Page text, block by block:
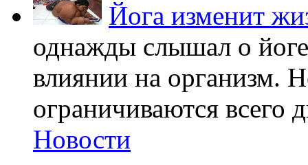
Йога изменит
однажды слышал о
влиянии на организм.
ограничиваются всего
Новости